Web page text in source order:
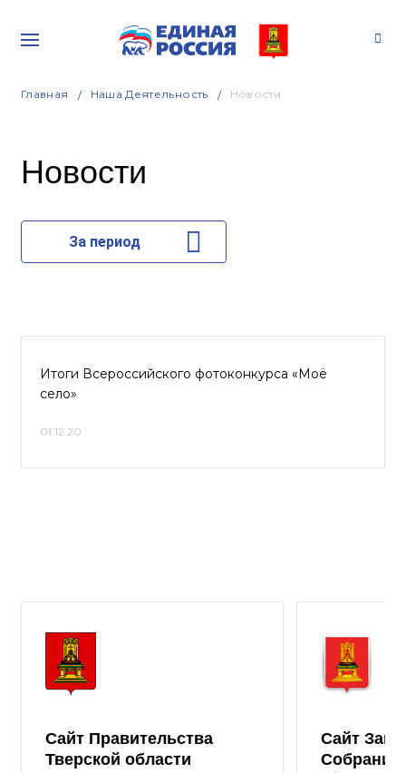
Главная Наша Деятельность Новости
Новости
За период
Итоги Всероссийского фотоконкурса «Моё
село»
01.12.20
Сайт Правительства
Тверской области
Сайт
Собрания